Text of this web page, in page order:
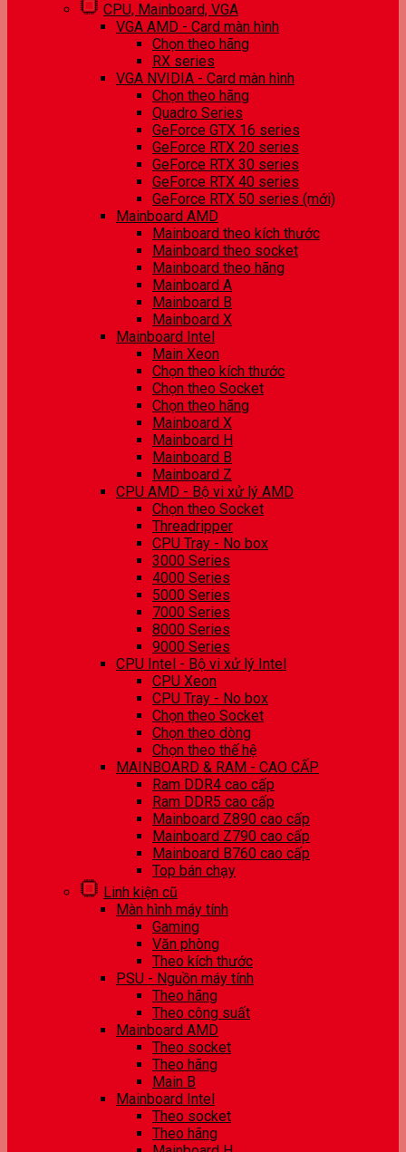
CPU, Mainboard, VGA
VGA AMD - Card màn hình
Chọn theo hãng
RX series
VGA NVIDIA - Card màn hình
Chọn theo hãng
Quadro Series
GeForce GTX 16 series
GeForce RTX 20 series
GeForce RTX 30 series
GeForce RTX 40 series
GeForce RTX 50 series (mới)
Mainboard AMD
Mainboard theo kích thước
Mainboard theo socket
Mainboard theo hãng
Mainboard A
Mainboard B
Mainboard X
Mainboard Intel
Main Xeon
Chọn theo kích thước
Chọn theo Socket
Chọn theo hãng
Mainboard X
Mainboard H
Mainboard B
Mainboard Z
CPU AMD - Bộ vi xử lý AMD
Chọn theo Socket
Threadripper
CPU Tray - No box
3000 Series
4000 Series
5000 Series
7000 Series
8000 Series
9000 Series
CPU Intel - Bộ vi xử lý Intel
CPU Xeon
CPU Tray - No box
Chọn theo Socket
Chọn theo dòng
Chọn theo thế hệ
MAINBOARD & RAM - CAO CẤP
Ram DDR4 cao cấp
Ram DDR5 cao cấp
Mainboard Z890 cao cấp
Mainboard Z790 cao cấp
Mainboard B760 cao cấp
Top bán chạy
Linh kiện cũ
Màn hình máy tính
Gaming
Văn phòng
Theo kích thước
PSU - Nguồn máy tính
Theo hãng
Theo công suất
Mainboard AMD
Theo socket
Theo hãng
Main B
Mainboard Intel
Theo socket
Theo hãng